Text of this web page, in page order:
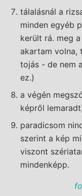
tálalásnál a
minden egyéb
került rá. meg
akartam volna,
tojás - de nem
ez.)
a végén
képről
paradicsom
szerint a kép
viszont
mindenképp.